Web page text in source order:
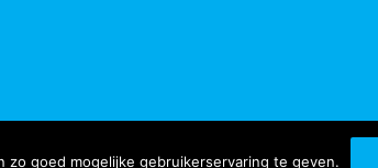
zo goed mogelijke gebruikerservaring te geven.